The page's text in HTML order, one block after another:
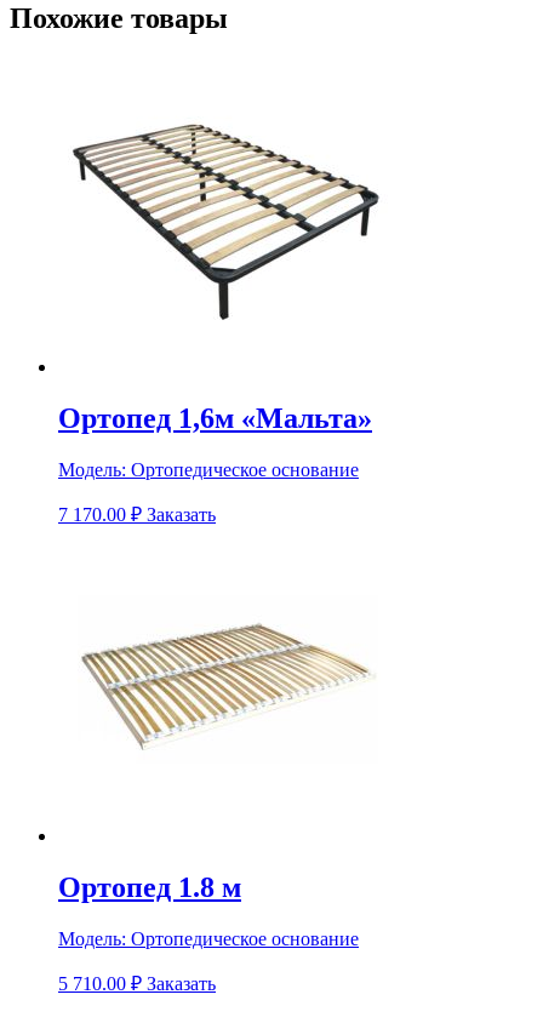
Похожие товары
Ортопед 1,6м «Мальта»
Модель: Ортопедическое основание
7 170.00 ₽ Заказать
Ортопед 1.8 м
Модель: Ортопедическое основание
5 710.00 ₽ Заказать